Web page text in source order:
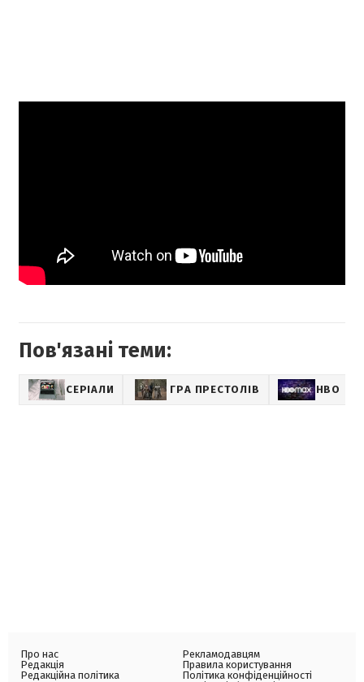
Пов'язані теми:
СЕРІАЛИ ГРА ПРЕСТОЛІВ HBO
Про нас
Редакція
Редакційна політика
Рекламодавцям
Правила користування
Політика конфіденційності